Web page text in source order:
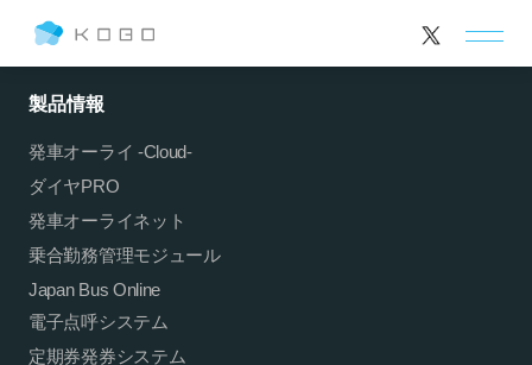
製品情報
発車オーライ -Cloud-
ダイヤPRO
発車オーライネット
乗合勤務管理モジュール
Japan Bus Online
電子点呼システム
定期券発券システム